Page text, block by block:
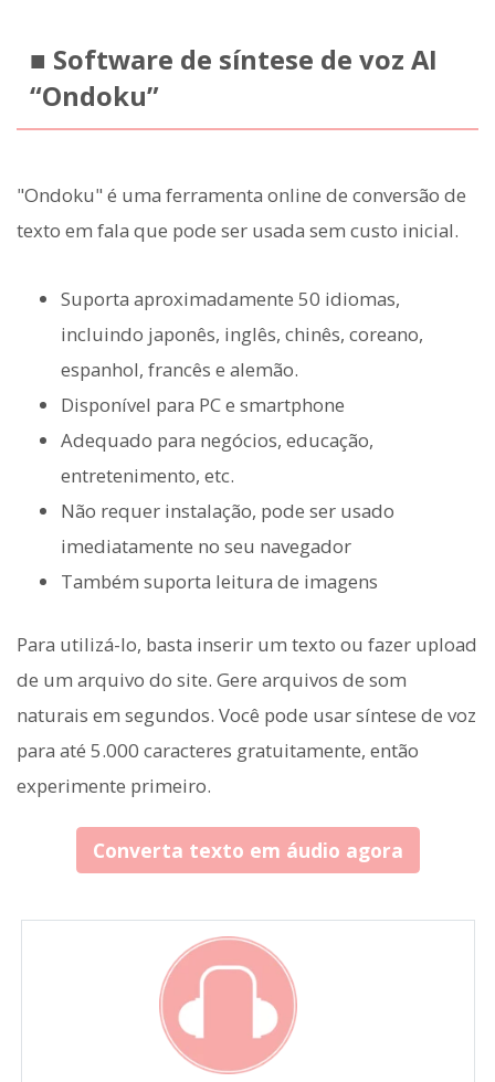
■ Software de síntese de voz AI
“Ondoku”
"Ondoku" é uma ferramenta online de conversão de
texto em fala que pode ser usada sem custo inicial.
Suporta aproximadamente 50 idiomas,
incluindo japonês, inglês, chinês, coreano,
espanhol, francês e alemão.
Disponível para PC e smartphone
Adequado para negócios, educação,
entretenimento, etc.
Não requer instalação, pode ser usado
imediatamente no seu navegador
Também suporta leitura de imagens
Para utilizá-lo, basta inserir um texto ou fazer upload
de um arquivo do site. Gere arquivos de som
naturais em segundos. Você pode usar síntese de voz
para até 5.000 caracteres gratuitamente, então
experimente primeiro.
Converta texto em áudio agora